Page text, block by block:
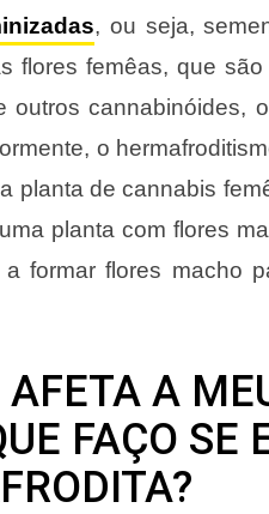
, ou seja,
flores femêas, que são
cannabinóides,
o
planta de cannabis
planta com flores
formar flores macho
A
FAÇO SE